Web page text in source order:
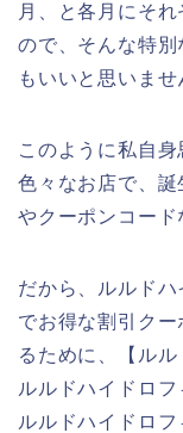
月、と各月にそ
ので、そんな特
もいいと思いませ
このように私自
色々なお店で、
やクーポンコード
だから、ルルド
でお得な割引ク
るために、【ル
ルルドハイドロ
ルルドハイドロフ